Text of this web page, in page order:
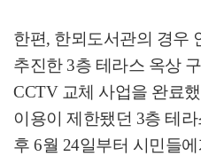
한편, 한뫼도서관의 경우
추진한 3층 테라스 옥상
CCTV 교체 사업을 완료
이용이 제한됐던 3층 테
후 6월 24일부터 시민들